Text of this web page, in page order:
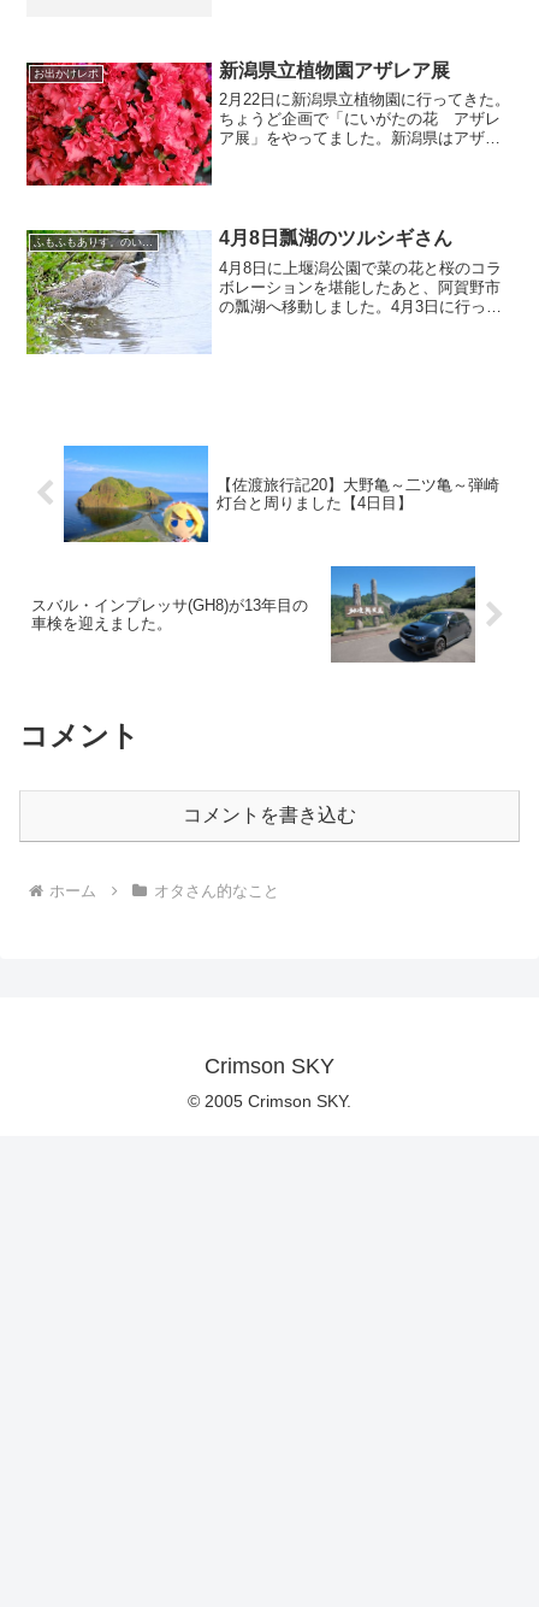
がかるわけ...
お出かけレポ 新潟県立植物園アザレア展
2月22日に新潟県立植物園に行ってきた。
ちょうど企画で「にいがたの花 アザレ
ア展」をやってました。新潟県はアザレ
4月8日瓢湖のツルシギさん
4月8日に上堰潟公園で菜の花と桜のコラ
ボレーションを堪能したあと、阿賀野市
の瓢湖へ移動しました。4月3日に行った
【佐渡旅行記20】大野亀～二ツ亀～弾崎
灯台と周りました【4日目】
スバル・インプレッサ(GH8)が13年目の
車検を迎えました。
コメント
コメントを書き込む
ホーム オタさん的なこと
Crimson SKY
© 2005 Crimson SKY.